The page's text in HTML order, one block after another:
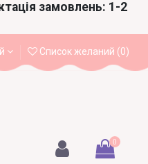
замовлень: 1-2
Список желаний (0)
0